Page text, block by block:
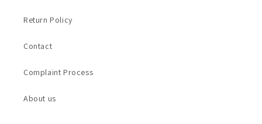
Return Policy
Contact
Complaint Process
About us